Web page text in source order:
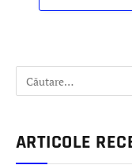
ARTICOLE